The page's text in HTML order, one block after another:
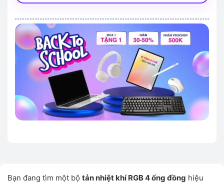
Bạn đang tìm một bộ tản nhiệt khí RGB 4 ống đồng hiệu